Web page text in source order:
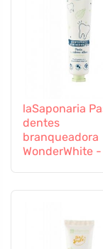
laSaponaria
dentes
branqueadora
WonderWhite -